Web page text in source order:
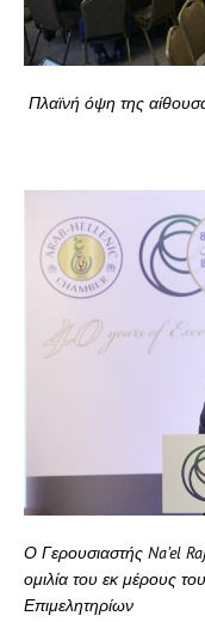
Πλαϊνή όψη της
Ο Γερουσιαστής Na’el
ομιλία του εκ μέρους
Επιμελητηρίων